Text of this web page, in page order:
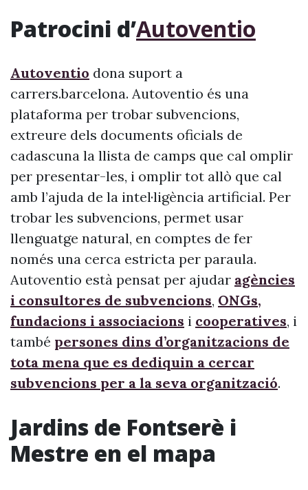
Patrocini d’Autoventio
Autoventio dona suport a
carrers.barcelona. Autoventio és una
plataforma per trobar subvencions,
extreure dels documents oficials de
cadascuna la llista de camps que cal omplir
per presentar-les, i omplir tot allò que cal
amb l’ajuda de la intel·ligència artificial. Per
trobar les subvencions, permet usar
llenguatge natural, en comptes de fer
només una cerca estricta per paraula.
Autoventio està pensat per ajudar agències
i consultores de subvencions, ONGs,
fundacions i associacions i cooperatives, i
també persones dins d’organitzacions de
tota mena que es dediquin a cercar
subvencions per a la seva organització.
Jardins de Fontserè i
Mestre en el mapa